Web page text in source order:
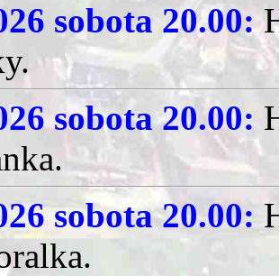
sobota 20.00:
sobota 20.00:
sobota 20.00: